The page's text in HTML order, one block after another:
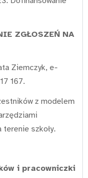
ZGŁOSZEŃ NA
Ziemczyk, e-
167.
z modelem
szkoły.
i pracowniczki